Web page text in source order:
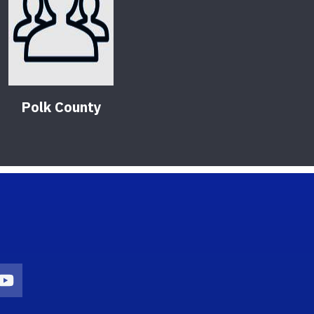
Polk County
Icon
Youtube Icon